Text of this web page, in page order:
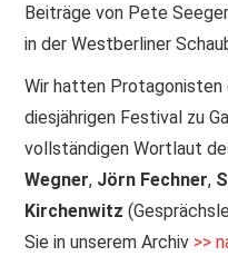
Beiträge von Pete
in der Westberliner
Wir hatten Protagonisten
diesjährigen Festival zu
vollständigen Wortlaut
Wegner, Jörn Fechner,
Kirchenwitz
Sie in unserem Archiv >>